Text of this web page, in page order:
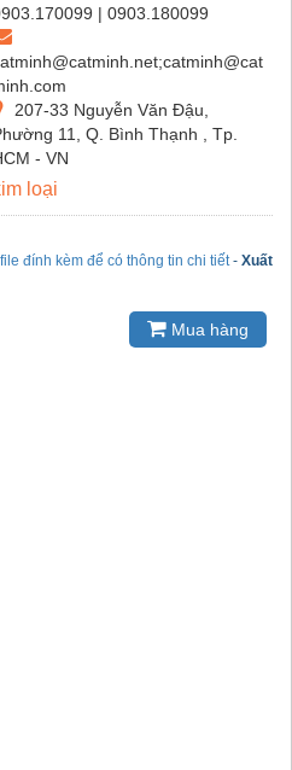
| 0903.180099
207-33 Nguyễn Văn Đậu,
11, Q. Bình Thạnh , Tp.
- VN
loại
đính kèm để có thông tin chi tiết - Xuất
Mua hàng